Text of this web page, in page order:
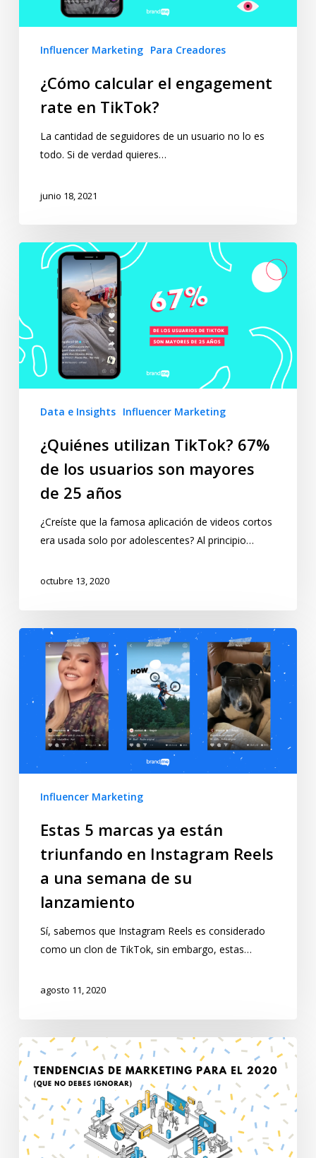
Influencer Marketing Para Creadores
¿Cómo calcular el engagement
rate en TikTok?
La cantidad de seguidores de un usuario no lo es
todo. Si de verdad quieres…
junio 18, 2021
Data e Insights Influencer Marketing
¿Quiénes utilizan TikTok? 67%
de los usuarios son mayores
de 25 años
¿Creíste que la famosa aplicación de videos cortos
era usada solo por adolescentes? Al principio…
octubre 13, 2020
Influencer Marketing
Estas 5 marcas ya están
triunfando en Instagram Reels
a una semana de su
lanzamiento
Sí, sabemos que Instagram Reels es considerado
como un clon de TikTok, sin embargo, estas…
agosto 11, 2020